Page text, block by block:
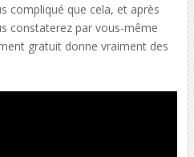
compliqué que cela, et après
constaterez par vous-même
gratuit donne vraiment des